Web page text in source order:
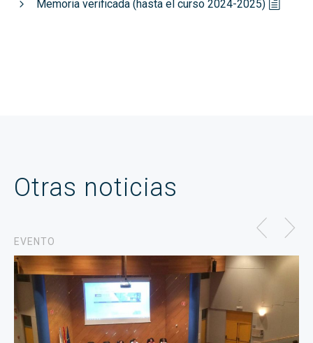
Memoria verificada (hasta el curso 2024-2025)
Otras noticias
EVENTO